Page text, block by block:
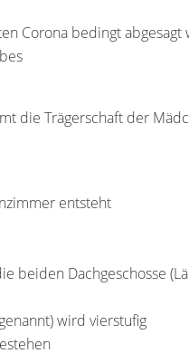
Corona bedingt abgesagt
die Trägerschaft der
entsteht
Dachgeschosse
wird vierstufig